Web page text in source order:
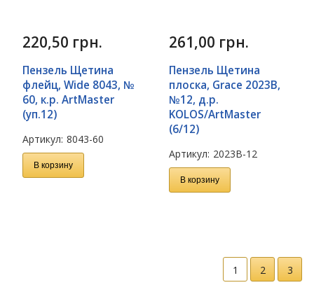
220,50 грн.
Пензель Щетина
флейц, Wide 8043, №
60, к.р. ArtMaster
(уп.12)
Артикул: 8043-60
В корзину
261,00 грн.
Пензель Щетина
плоска, Grace 2023B,
№12, д.р.
KOLOS/ArtMaster
(6/12)
Артикул: 2023B-12
В корзину
1 2 3